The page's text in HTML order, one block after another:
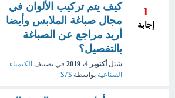
1
إجابة
كيف يتم تركيب الألوان في
مجال صباغة الملابس وأيضا
أريد مراجع عن الصباغة
بالتفصيل؟
سُئل أكتوبر 4، 2019 في تصنيف الكيمياء
الصناعية بواسطة S7S